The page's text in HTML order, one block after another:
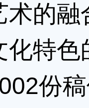
术的融
化特
份